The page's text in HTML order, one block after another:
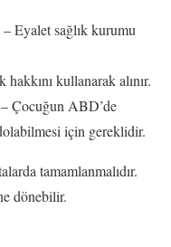
– Eyalet sağlık kurumu
hakkını kullanarak alınır.
– Çocuğun ABD’de
için gereklidir.
tamamlanmalıdır.
dönebilir.